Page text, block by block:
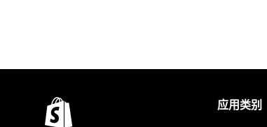
应用类别